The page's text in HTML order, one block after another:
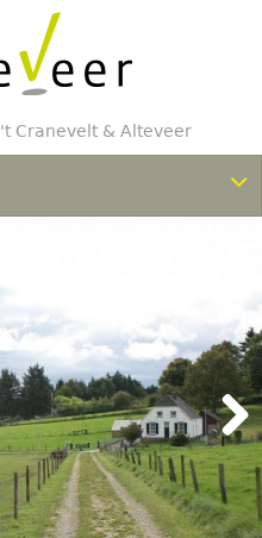
't Cranevelt & Alteveer